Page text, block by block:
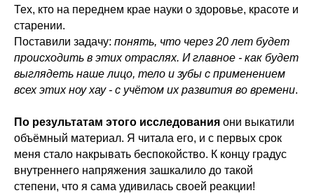
Тех, кто на переднем крае науки о здоровье, красоте и
старении.
Поставили задачу: понять, что через 20 лет будет
происходить в этих отраслях. И главное - как будет
выглядеть наше лицо, тело и зубы с применением
всех этих ноу хау - с учётом их развития во времени.
По результатам этого исследования они выкатили
объёмный материал. Я читала его, и с первых срок
меня стало накрывать беспокойство. К концу градус
внутреннего напряжения зашкалило до такой
степени, что я сама удивилась своей реакции!